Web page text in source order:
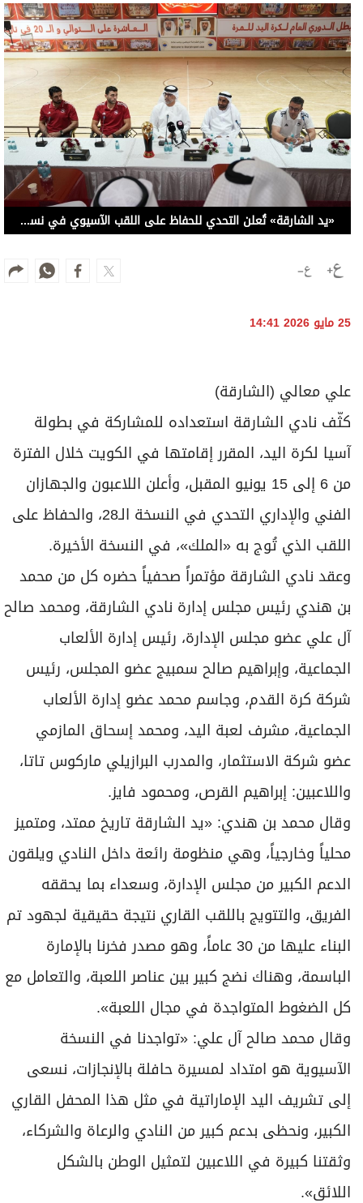
«يد الشارقة» تُعلن التحدي للحفاظ على اللقب الآسيوي في نسخة الكويت
25 مايو 2026 14:41
علي معالي (الشارقة)
كثّف نادي الشارقة استعداده للمشاركة في بطولة
آسيا لكرة اليد، المقرر إقامتها في الكويت خلال الفترة
من 6 إلى 15 يونيو المقبل، وأعلن اللاعبون والجهازان
الفني والإداري التحدي في النسخة الـ28، والحفاظ على
اللقب الذي تُوج به «الملك»، في النسخة الأخيرة.
وعقد نادي الشارقة مؤتمراً صحفياً حضره كل من محمد
بن هندي رئيس مجلس إدارة نادي الشارقة، ومحمد صالح
آل علي عضو مجلس الإدارة، رئيس إدارة الألعاب
الجماعية، وإبراهيم صالح سمبيج عضو المجلس، رئيس
شركة كرة القدم، وجاسم محمد عضو إدارة الألعاب
الجماعية، مشرف لعبة اليد، ومحمد إسحاق المازمي
عضو شركة الاستثمار، والمدرب البرازيلي ماركوس تاتا،
واللاعبين: إبراهيم القرص، ومحمود فايز.
وقال محمد بن هندي: «يد الشارقة تاريخ ممتد، ومتميز
محلياً وخارجياً، وهي منظومة رائعة داخل النادي ويلقون
الدعم الكبير من مجلس الإدارة، وسعداء بما يحققه
الفريق، والتتويج باللقب القاري نتيجة حقيقية لجهود تم
البناء عليها من 30 عاماً، وهو مصدر فخرنا بالإمارة
الباسمة، وهناك نضج كبير بين عناصر اللعبة، والتعامل مع
كل الضغوط المتواجدة في مجال اللعبة».
وقال محمد صالح آل علي: «تواجدنا في النسخة
الآسيوية هو امتداد لمسيرة حافلة بالإنجازات، نسعى
إلى تشريف اليد الإماراتية في مثل هذا المحفل القاري
الكبير، ونحظى بدعم كبير من النادي والرعاة والشركاء،
وثقتنا كبيرة في اللاعبين لتمثيل الوطن بالشكل
اللائق».